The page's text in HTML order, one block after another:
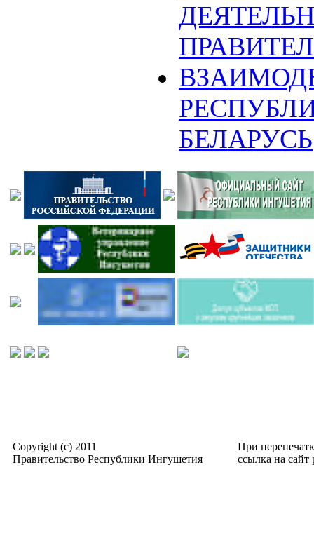
БЕЛАРУСЬ
Copyright (c) 2011
Правительство Республики Ингушетия
При
ссылка на сайт